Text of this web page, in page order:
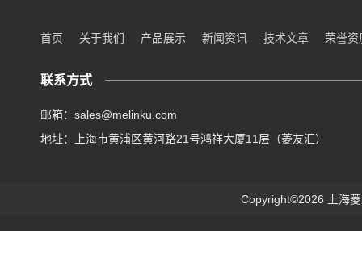
首页 关于我们 产品展示 新闻资讯 技术文章 荣誉资
联系方式
邮箱：sales@melinku.com
地址：上海市黄浦区黄河路21号鸿祥大厦11层（菱友汇）
Copyright©2026 上海